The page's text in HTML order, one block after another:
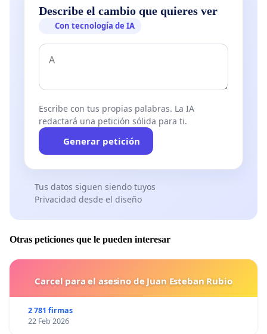
Describe el cambio que quieres ver
Con tecnología de IA
Escribe con tus propias palabras. La IA
redactará una petición sólida para ti.
Generar petición
Tus datos siguen siendo tuyos
Privacidad desde el diseño
Otras peticiones que le pueden interesar
Carcel para el asesino de Juan Esteban Rubio
2 781 firmas
22 Feb 2026